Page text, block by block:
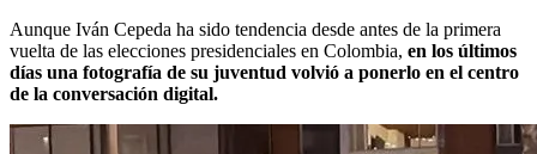
Aunque Iván Cepeda ha sido tendencia desde antes de la primera
vuelta de las elecciones presidenciales en Colombia, en los últimos
días una fotografía de su juventud volvió a ponerlo en el centro
de la conversación digital.